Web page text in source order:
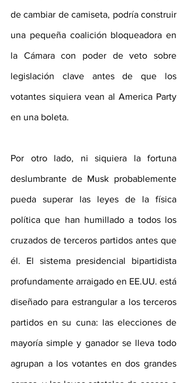
de cambiar de camiseta, podría construir
una pequeña coalición bloqueadora en
la Cámara con poder de veto sobre
legislación clave antes de que los
votantes siquiera vean al America Party
en una boleta.
Por otro lado, ni siquiera la fortuna
deslumbrante de Musk probablemente
pueda superar las leyes de la física
política que han humillado a todos los
cruzados de terceros partidos antes que
él. El sistema presidencial bipartidista
profundamente arraigado en EE.UU. está
diseñado para estrangular a los terceros
partidos en su cuna: las elecciones de
mayoría simple y ganador se lleva todo
agrupan a los votantes en dos grandes